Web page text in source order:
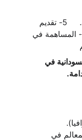
4- التمثيل المجتمعي والدبلوماسي.     5- تقديم
كلمات مهنية باللغة الانجليزية.    6- المساهمة في
في
في